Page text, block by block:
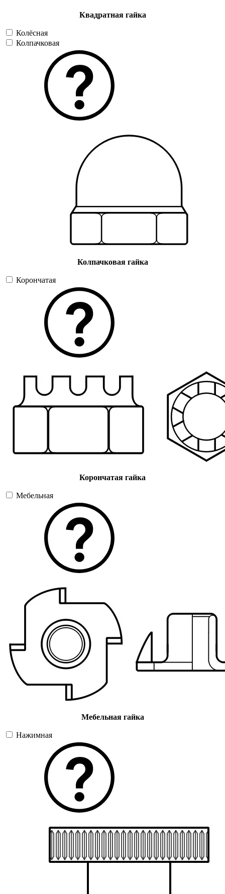
Квадратная гайка
Колёсная
Колпачковая
Колпачковая гайка
Корончатая
Корончатая гайка
Мебельная
Мебельная гайка
Нажимная